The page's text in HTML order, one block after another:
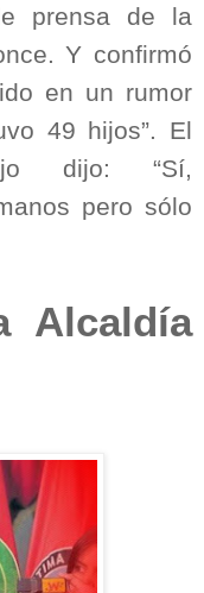
prensa de la
Y confirmó
en un rumor
49 hijos”. El
dijo: “Sí,
pero sólo
Alcaldía